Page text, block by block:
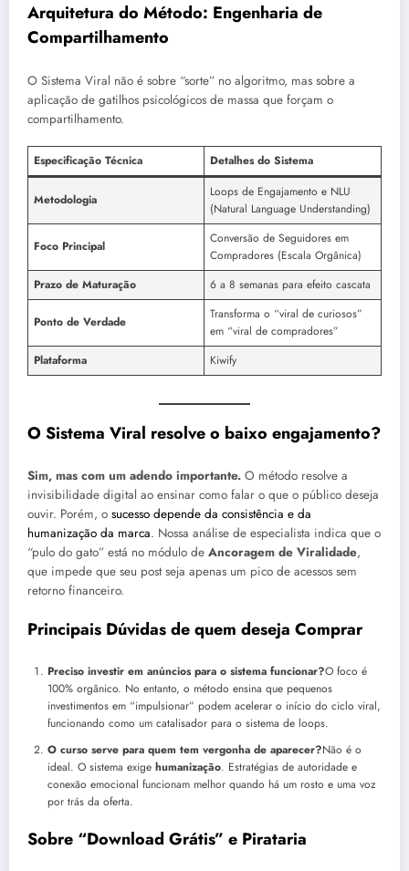
Arquitetura do Método: Engenharia de
Compartilhamento
O Sistema Viral não é sobre “sorte” no algoritmo, mas sobre a
aplicação de gatilhos psicológicos de massa que forçam o
compartilhamento.
Especificação Técnica Detalhes do Sistema
Metodologia
Loops de Engajamento e NLU
(Natural Language Understanding)
Foco Principal
Conversão de Seguidores em
Compradores (Escala Orgânica)
Prazo de Maturação
6 a 8 semanas para efeito cascata
Ponto de Verdade
Transforma o “viral de curiosos”
em “viral de compradores”
Plataforma
Kiwify
O Sistema Viral resolve o baixo engajamento?
Sim, mas com um adendo importante. O método resolve a
invisibilidade digital ao ensinar como falar o que o público deseja
ouvir. Porém, o sucesso depende da consistência e da
humanização da marca. Nossa análise de especialista indica que o
“pulo do gato” está no módulo de Ancoragem de Viralidade,
que impede que seu post seja apenas um pico de acessos sem
retorno financeiro.
Principais Dúvidas de quem deseja Comprar
Preciso investir em anúncios para o sistema funcionar?O foco é
100% orgânico. No entanto, o método ensina que pequenos
investimentos em “impulsionar” podem acelerar o início do ciclo viral,
funcionando como um catalisador para o sistema de loops.
O curso serve para quem tem vergonha de aparecer?Não é o
ideal. O sistema exige humanização. Estratégias de autoridade e
conexão emocional funcionam melhor quando há um rosto e uma voz
por trás da oferta.
Sobre “Download Grátis” e Pirataria